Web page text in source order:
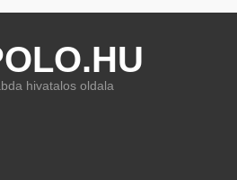
hivatalos oldala